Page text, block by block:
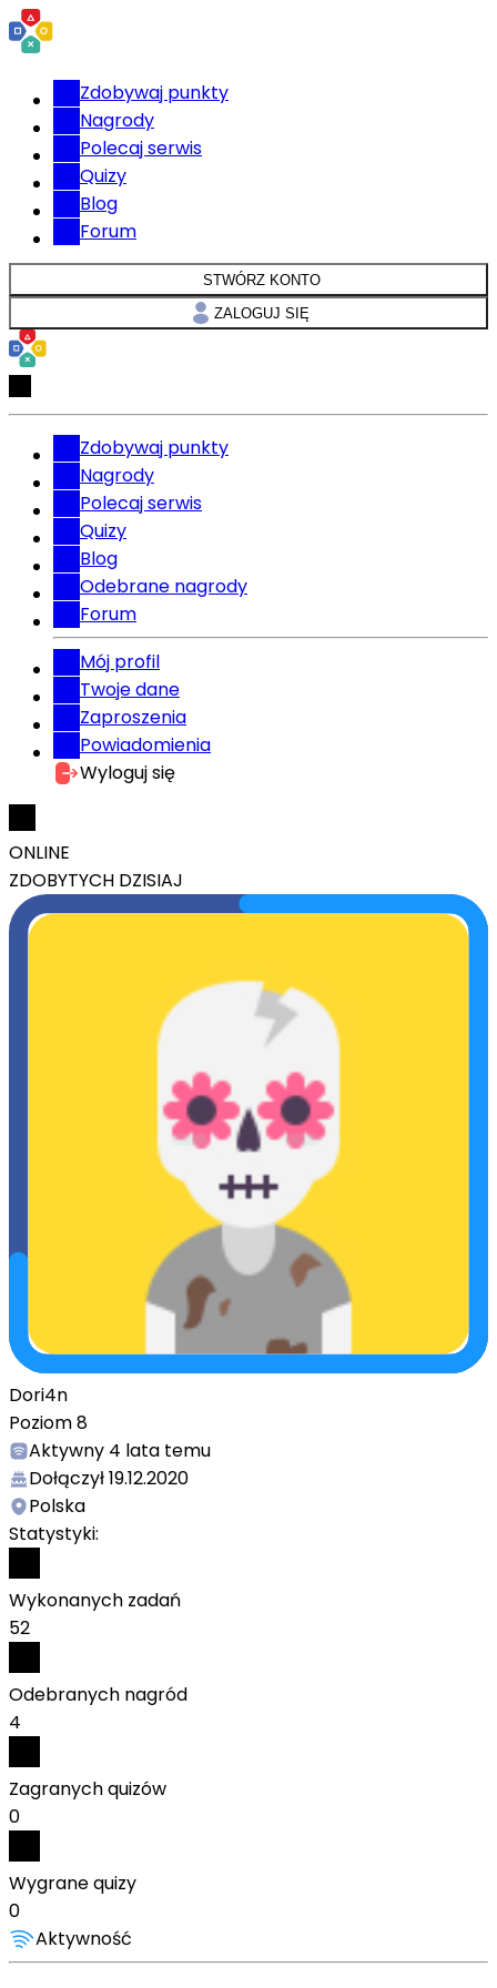
Zdobywaj punkty
Nagrody
Polecaj serwis
Quizy
Blog
Forum
STWÓRZ KONTO
ZALOGUJ SIĘ
Zdobywaj punkty
Nagrody
Polecaj serwis
Quizy
Blog
Odebrane nagrody
Forum
Mój profil
Twoje dane
Zaproszenia
Powiadomienia
Wyloguj się
ONLINE
ZDOBYTYCH DZISIAJ
Dori4n
Poziom8
Aktywny 4 lata temu
Dołączył19.12.2020
Polska
Statystyki:
Wykonanych zadań
52
Odebranych nagród
4
Zagranych quizów
0
Wygrane quizy
0
Aktywność